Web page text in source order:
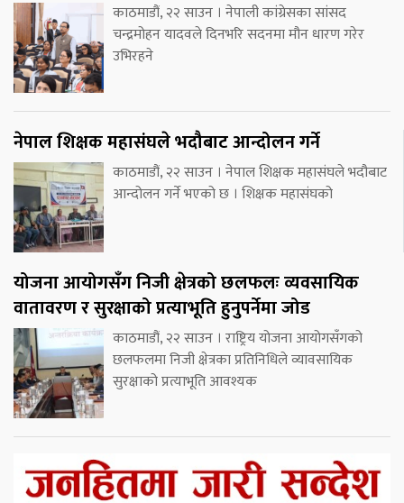
काठमाडौं, २२ साउन । नेपाली कांग्रेसका सांसद
चन्द्रमोहन यादवले दिनभरि सदनमा मौन धारण गरेर
उभिरहने
नेपाल शिक्षक महासंघले भदौबाट आन्दोलन गर्ने
काठमाडौं, २२ साउन । नेपाल शिक्षक महासंघले भदौबाट
आन्दोलन गर्ने भएको छ । शिक्षक महासंघको
योजना आयोगसँग निजी क्षेत्रको छलफलः व्यवसायिक
वातावरण र सुरक्षाको प्रत्याभूति हुनुपर्नेमा जोड
काठमाडौं, २२ साउन । राष्ट्रिय योजना आयोगसँगको
छलफलमा निजी क्षेत्रका प्रतिनिधिले व्यावसायिक
सुरक्षाको प्रत्याभूति आवश्यक